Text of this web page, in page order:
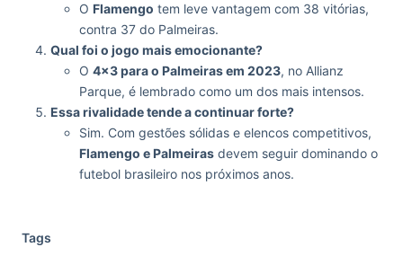
O Flamengo tem leve vantagem com 38 vitórias,
contra 37 do Palmeiras.
Qual foi o jogo mais emocionante?
O 4×3 para o Palmeiras em 2023, no Allianz
Parque, é lembrado como um dos mais intensos.
Essa rivalidade tende a continuar forte?
Sim. Com gestões sólidas e elencos competitivos,
Flamengo e Palmeiras devem seguir dominando o
futebol brasileiro nos próximos anos.
Tags